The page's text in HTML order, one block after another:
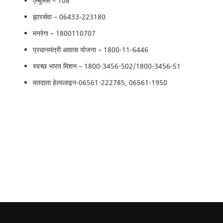
झारर्सवा –06433-223180
मनरेगा – 1800110707
प्रधानमंत्री आवास योजना – 1800-11-6446
स्वच्छ भारत मिशन – 1800-3456-502/1800-3456-51
मतदाता हेल्पलाइन-06561-222785, 06561-1950